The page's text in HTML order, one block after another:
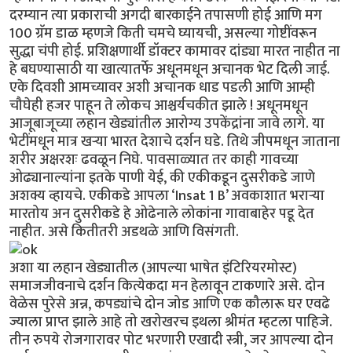
दरम्यान त्या प्रकाराची अगदी बारकाईने तपासणी होई आणि मग
100 ग्रॅम डाळ म्हणजे किती चमचे घ्यायची, असल्या गोष्टींवरून
सुद्धा चंपी होई. प्रशिक्षणार्थी डॉक्टर कामावर दांड्या मारत नाहीत ना
हे बघण्यासाठी या खात्यातर्फे अधूनमधून अचानक भेट दिली जाई.
एके दिवशी आमच्यावर अशी अचानक धाड पडली आणि आम्ही
चौघेही हजर पाहून ते लोकच आश्चर्यचकीत झाले ! अधूनमधून
आजूबाजूच्या लहान खेड्यांतील आरोग्य उपकेंद्रांना जावे लागे. या
भेटींमधून मात्र खऱ्या भारत देशाचे दर्शन घडे. तिथे जीपमधून जाताना
शरीर अक्षरशः ढवळून निघे. पावसाळ्यात तर काही गावच्या
ओढ्यानाल्यांना इतके पाणी येई, की एकीकडून दुसरीकडे जाणे
अशक्य व्हायचे. एकीकडे आपला ‘Insat 1 B’ अवकाशात भराऱ्या
मारतोय अन दुसरीकडे हे ओढेनाले लोकांना गावाबाहेर पडू देत
नाहीत. असे कितीतरी अडथळे आणि विसंगती.
अशा या लहान खेड्यातील (आपल्या भाषेत इंटिरियरमोस्ट)
समाजजीवनाचे दर्शन कित्येकदा मन हेलावून टाकणारे असे. दोन
वेळेस पुरेसे अन्न, कपड्यांचे दोन जोड आणि एक कौलारू घर एवढे
ज्याला प्राप्त झाले आहे तो खरोखरच इथला श्रीमंत म्हटला पाहिजे.
तीन रुपये रोजगारावर पोट भरणारी एखादी स्त्री, जर आपल्या दोन